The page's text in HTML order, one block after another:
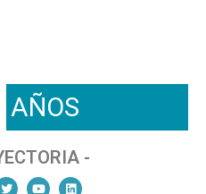
AÑOS
-